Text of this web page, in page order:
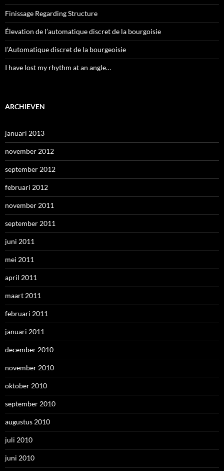
Finissage Regarding Structure
Élevation de l’automatique discret de la bourgoisie
l’Automatique discret de la bourgeoisie
I have lost my rhythm at an angle…
ARCHIEVEN
januari 2013
november 2012
september 2012
februari 2012
november 2011
september 2011
juni 2011
mei 2011
april 2011
maart 2011
februari 2011
januari 2011
december 2010
november 2010
oktober 2010
september 2010
augustus 2010
juli 2010
juni 2010